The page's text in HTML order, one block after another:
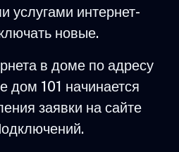
услугами интернет-
новые.
в доме по адресу
дом 101 начинается
заявки на сайте